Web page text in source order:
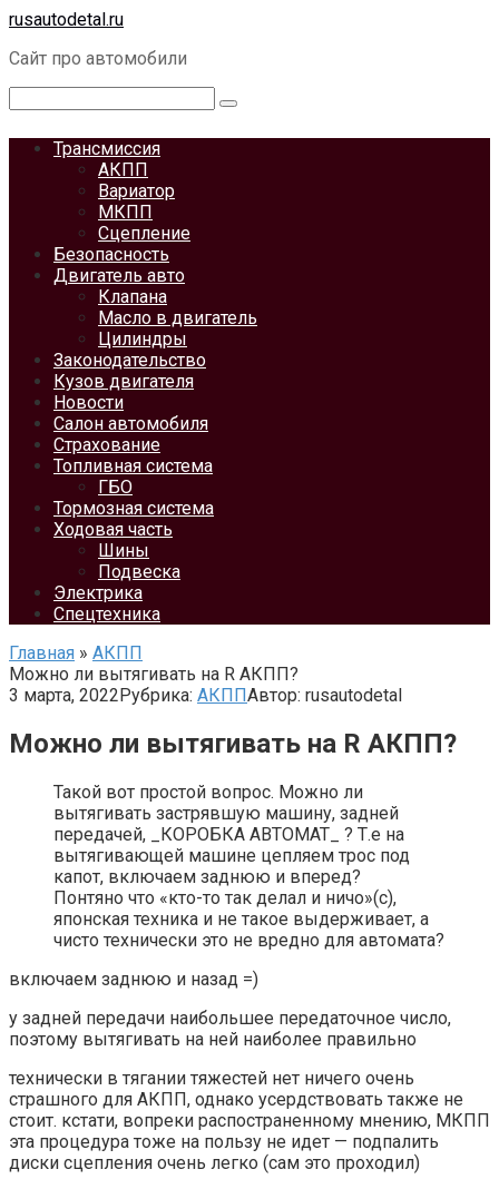
Перейти
контенту
rusautodetal.ru
Сайт про автомобили
Трансмиссия
АКПП
Вариатор
МКПП
Сцепление
Безопасность
Двигатель авто
Клапана
Масло в двигатель
Цилиндры
Законодательство
Кузов двигателя
Новости
Салон автомобиля
Страхование
Топливная система
ГБО
Тормозная система
Ходовая часть
Шины
Подвеска
Электрика
Спецтехника
Главная » АКПП
Можно ли вытягивать на R АКПП?
3 марта, 2022Рубрика: АКППАвтор: rusautodetal
Можно ли вытягивать на R АКПП?
Такой вот простой вопрос. Можно ли
вытягивать застрявшую машину, задней
передачей, _КОРОБКА АВТОМАТ_ ? Т.е на
вытягивающей машине цепляем трос под
капот, включаем заднюю и вперед?
Понтяно что «кто-то так делал и ничо»(с),
японская техника и не такое выдерживает, а
чисто технически это не вредно для автомата?
включаем заднюю и назад =)
у задней передачи наибольшее передаточное число,
поэтому вытягивать на ней наиболее правильно
технически в тягании тяжестей нет ничего очень
страшного для АКПП, однако усердствовать также не
стоит. кстати, вопреки распостраненному мнению, МКПП
эта процедура тоже на пользу не идет — подпалить
диски сцепления очень легко (сам это проходил)